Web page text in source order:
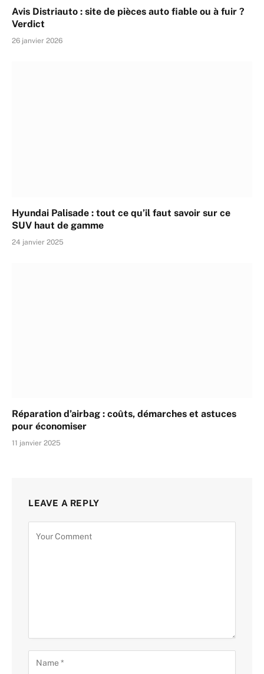
Avis Distriauto : site de pièces auto fiable ou à fuir ?
Verdict
26 janvier 2026
Hyundai Palisade : tout ce qu’il faut savoir sur ce
SUV haut de gamme
24 janvier 2025
Réparation d’airbag : coûts, démarches et astuces
pour économiser
11 janvier 2025
LEAVE A REPLY